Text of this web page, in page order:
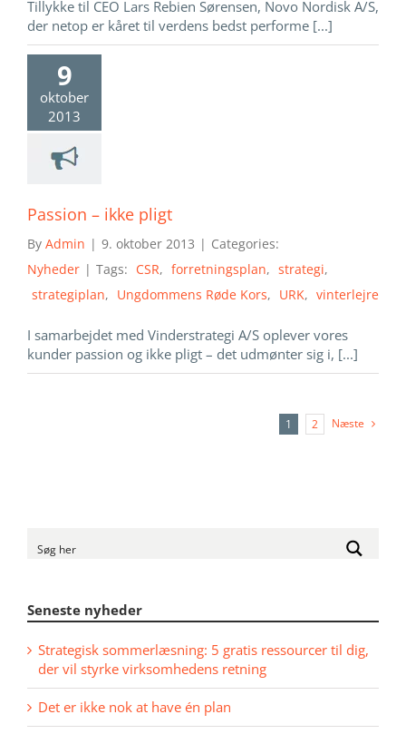
Tillykke til CEO Lars Rebien Sørensen, Novo Nordisk A/S,
der netop er kåret til verdens bedst performe [...]
9
oktober
2013
Passion – ikke pligt
By Admin | 9. oktober 2013 | Categories:
Nyheder | Tags: CSR, forretningsplan, strategi,
strategiplan, Ungdommens Røde Kors, URK, vinterlejre
I samarbejdet med Vinderstrategi A/S oplever vores
kunder passion og ikke pligt – det udmønter sig i, [...]
1 2 Næste
Seneste nyheder
Strategisk sommerlæsning: 5 gratis ressourcer til dig,
der vil styrke virksomhedens retning
Det er ikke nok at have én plan